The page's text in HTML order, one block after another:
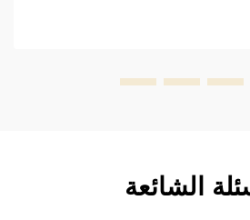
margin-bottom: 18px; font-size:
الشائعة